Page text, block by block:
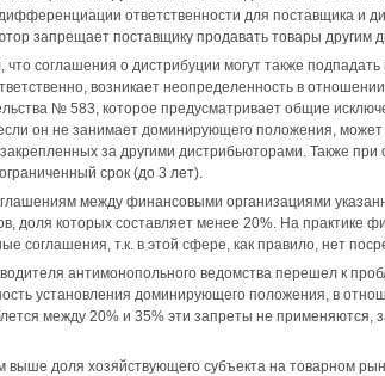
ответственности для поставщика и
запрещает поставщику продавать товары
соглашения о дистрибуции могут также
возникает неопределенность в
№ 583, которое предусматривает общие
он не занимает доминирующего положения,
за другими дистрибьюторами. Также
срок (до 3 лет).
между финансовыми организациями
доля которых составляет менее 20%. На
соглашения, т.к. в этой сфере, как правило, нет
антимонопольного ведомства перешел к
установления доминирующего положения, в
между 20% и 35% эти запреты не
выше доля хозяйствующего субъекта на товарном